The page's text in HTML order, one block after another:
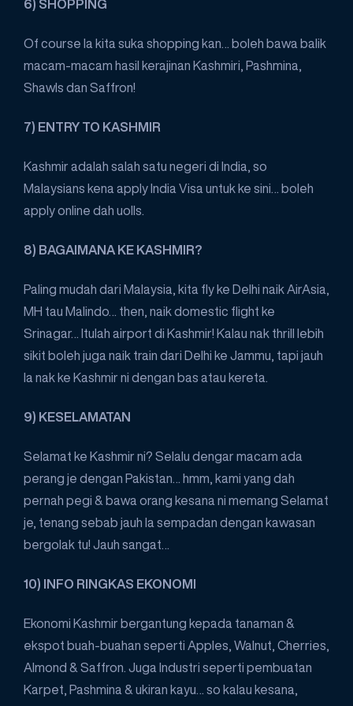
6) SHOPPING
Of course la kita suka shopping kan… boleh bawa balik
macam-macam hasil kerajinan Kashmiri, Pashmina,
Shawls dan Saffron!
7) ENTRY TO KASHMIR
Kashmir adalah salah satu negeri di India, so
Malaysians kena apply India Visa untuk ke sini… boleh
apply online dah uolls.
8) BAGAIMANA KE KASHMIR?
Paling mudah dari Malaysia, kita fly ke Delhi naik AirAsia,
MH tau Malindo… then, naik domestic flight ke
Srinagar… Itulah airport di Kashmir! Kalau nak thrill lebih
sikit boleh juga naik train dari Delhi ke Jammu, tapi jauh
la nak ke Kashmir ni dengan bas atau kereta.
9) KESELAMATAN
Selamat ke Kashmir ni? Selalu dengar macam ada
perang je dengan Pakistan… hmm, kami yang dah
pernah pegi & bawa orang kesana ni memang Selamat
je, tenang sebab jauh la sempadan dengan kawasan
bergolak tu! Jauh sangat…
10) INFO RINGKAS EKONOMI
Ekonomi Kashmir bergantung kepada tanaman &
ekspot buah-buahan seperti Apples, Walnut, Cherries,
Almond & Saffron. Juga Industri seperti pembuatan
Karpet, Pashmina & ukiran kayu… so kalau kesana,